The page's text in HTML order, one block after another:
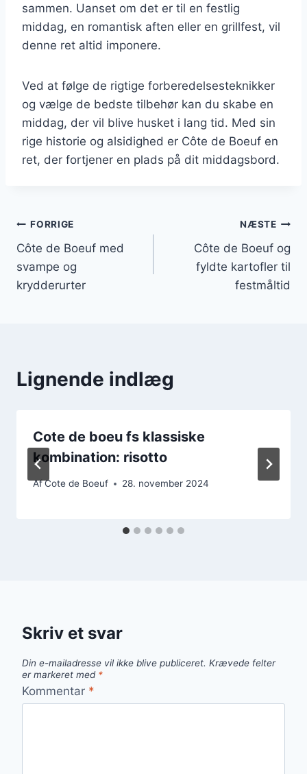
sammen. Uanset om det er til en festlig
middag, en romantisk aften eller en grillfest, vil
denne ret altid imponere.
Ved at følge de rigtige forberedelsesteknikker
og vælge de bedste tilbehør kan du skabe en
middag, der vil blive husket i lang tid. Med sin
rige historie og alsidighed er Côte de Boeuf en
ret, der fortjener en plads på dit middagsbord.
Indlægsnavigation
FORRIGE
Côte de Boeuf med
svampe og
krydderurter
NÆSTE
Côte de Boeuf og
fyldte kartofler til
festmåltid
Lignende indlæg
Cote de boeu fs klassiske
kombination: risotto
AfCote de Boeuf 28. november 2024
Skriv et svar
Din e-mailadresse vil ikke blive publiceret. Krævede felter
er markeret med *
Kommentar *